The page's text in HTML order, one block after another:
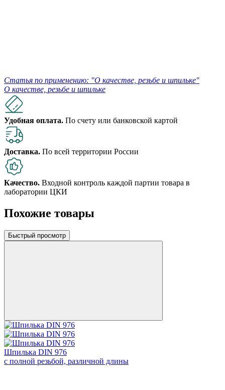
Статья по применению: "О качестве, резьбе и шпильке"
О качестве, резьбе и шпильке
Удобная оплата. По счету или банковской картой
Доставка. По всей территории России
Качество. Входной контроль каждой партии товара в
лаборатории ЦКИ
Похожие товары
Быстрый просмотр
Шпилька DIN 976
с полной резьбой, различной длины